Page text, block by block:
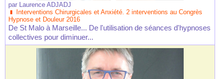
par Laurence ADJADJ
Interventions Chirurgicales et Anxiété. 2 interventions au Congrès
Hypnose et Douleur 2016
De St Malo à Marseille... De l'utilisation de séances d'hypnoses
collectives pour diminuer...